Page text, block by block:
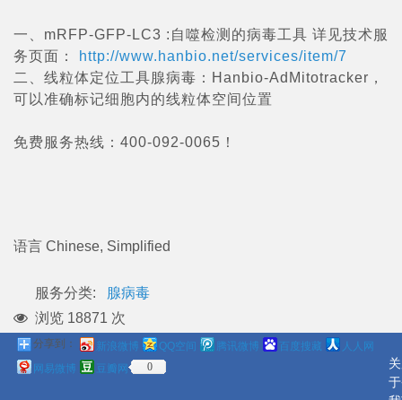
一、mRFP-GFP-LC3 :自噬检测的病毒工具 详见技术服
务页面：
http://www.hanbio.net/services/item/7
二、线粒体定位工具腺病毒：Hanbio-AdMitotracker，
可以准确标记细胞内的线粒体空间位置
免费服务热线：400-092-0065！
语言 Chinese, Simplified
服务分类:
腺病毒
浏览 18871 次
分享到： 新浪微博 QQ空间 腾讯微博 百度搜藏
人人网
网易微博
豆瓣网 0
关
于